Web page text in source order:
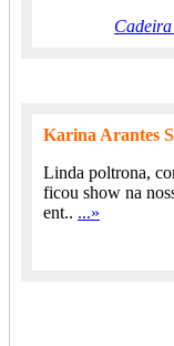
Karina Arantes
Linda poltrona,
ficou show na
ent.. ...»